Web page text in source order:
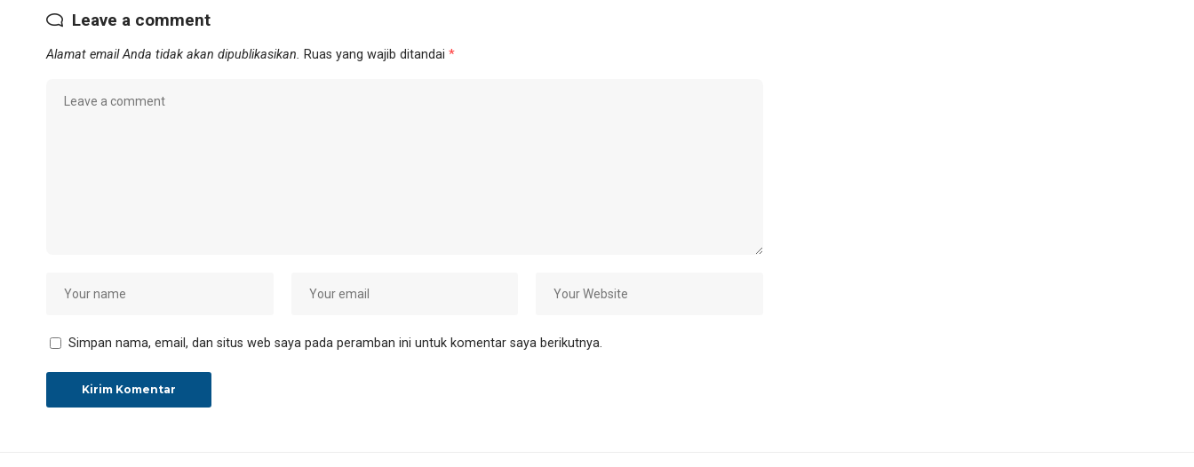
Leave a comment
Alamat email Anda tidak akan dipublikasikan. Ruas yang wajib ditandai *
Simpan nama, email, dan situs web saya pada peramban ini untuk komentar saya berikutnya.